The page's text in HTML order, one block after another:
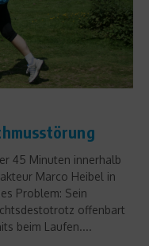
45 Minuten innerhalb
Marco Heibel in
Problem: Sein
offenbart
beim Laufen....